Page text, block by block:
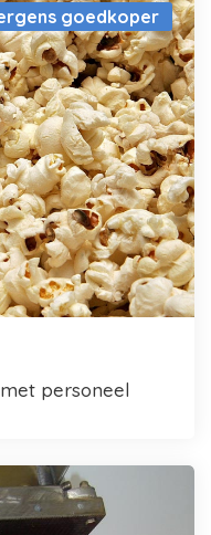
goedkoper
personeel